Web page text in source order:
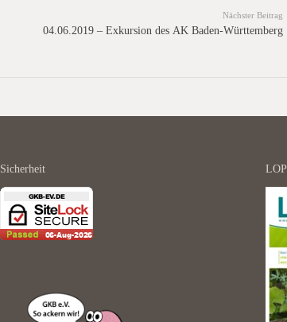
Nächster Beitrag
04.06.2019 – Exkursion des AK Baden-Württemberg
Sicherheit LOP